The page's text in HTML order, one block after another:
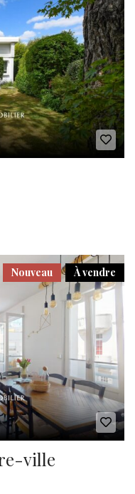
À vendre
Nouveau
ville